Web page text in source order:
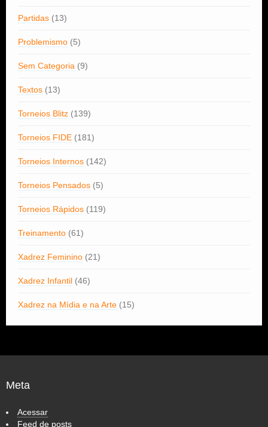
Partidas (13)
Problemismo (5)
Sem Categoria (9)
Textos (13)
Torneios Blitz (139)
Torneios FIDE (181)
Torneios Internos (142)
Torneios Pensados (5)
Torneios Rápidos (119)
Treinamento (61)
Xadrez Feminino (21)
Xadrez Infantil (46)
Xadrez na Mídia e na Arte (15)
Meta
Acessar
Feed de posts